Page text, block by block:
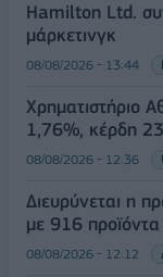
Hamilton Ltd.
μάρκετινγκ
08/08/2026 - 13:44
Χρηματιστήριο
1,76%, κέρδη
08/08/2026 - 12:36
Διευρύνεται η
με 916 προϊόντα
08/08/2026 - 12:12